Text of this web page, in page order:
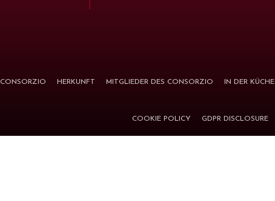
CONSORZIO HERKUNFT MITGLIEDER DES CONSORZIO IN DER KÜCHE
COOKIE POLICY GDPR DISCLOSURE